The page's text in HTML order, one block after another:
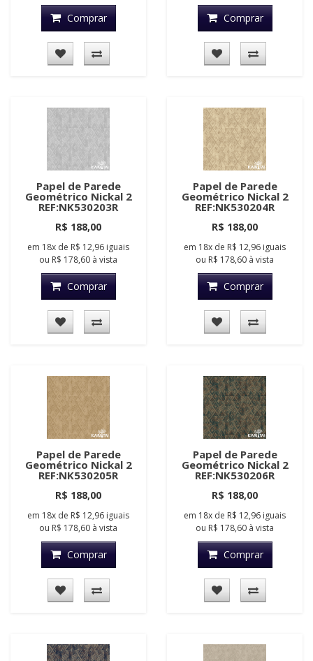
Comprar Comprar
Papel de Parede
Geométrico Nickal 2
REF:NK530203R
R$ 188,00
em 18x de R$ 12,96 iguais
ou R$ 178,60 à vista
Comprar
Papel de Parede
Geométrico Nickal 2
REF:NK530204R
R$ 188,00
em 18x de R$ 12,96 iguais
ou R$ 178,60 à vista
Comprar
Papel de Parede
Geométrico Nickal 2
REF:NK530205R
R$ 188,00
em 18x de R$ 12,96 iguais
ou R$ 178,60 à vista
Comprar
Papel de Parede
Geométrico Nickal 2
REF:NK530206R
R$ 188,00
em 18x de R$ 12,96 iguais
ou R$ 178,60 à vista
Comprar